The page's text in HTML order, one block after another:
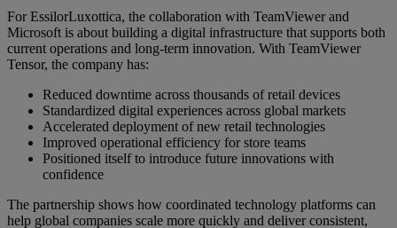
For EssilorLuxottica, the collaboration with TeamViewer and
Microsoft is about building a digital infrastructure that supports both
current operations and long-term innovation. With TeamViewer
Tensor, the company has:
Reduced downtime across thousands of retail devices
Standardized digital experiences across global markets
Accelerated deployment of new retail technologies
Improved operational efficiency for store teams
Positioned itself to introduce future innovations with
confidence
The partnership shows how coordinated technology platforms can
help global companies scale more quickly and deliver consistent,